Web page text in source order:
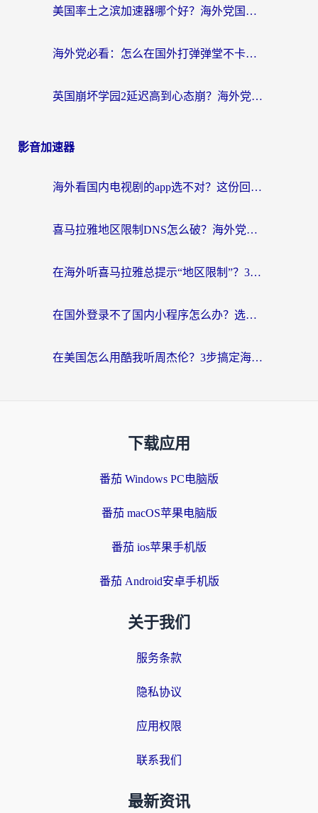
美国率土之滨加速器哪个好？海外党国服游戏畅玩终极指南（附多游戏解决方案）
海外党必看：怎么在国外打弹弹堂不卡？番茄加速器亲测指南
英国崩坏学园2延迟高到心态崩？海外党国服游戏加速终极指南
影音加速器
海外看国内电视剧的app选不对？这份回国加速器避坑指南帮你流畅追剧
喜马拉雅地区限制DNS怎么破？海外党听国内音乐听书的终极解决方案
在海外听喜马拉雅总提示“地区限制”？3步轻松解除+听国内音乐全攻略
在国外登录不了国内小程序怎么办？选对回国加速器，轻松解锁国内资源
在美国怎么用酷我听周杰伦？3步搞定海外听歌难题
下载应用
番茄 Windows PC电脑版
番茄 macOS苹果电脑版
番茄 ios苹果手机版
番茄 Android安卓手机版
关于我们
服务条款
隐私协议
应用权限
联系我们
最新资讯